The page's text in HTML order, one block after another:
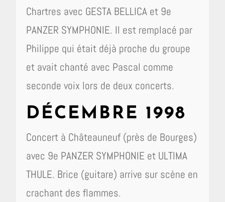
Chartres avec GESTA BELLICA et 9e
PANZER SYMPHONIE. Il est remplacé par
Philippe qui était déjà proche du groupe
et avait chanté avec Pascal comme
seconde voix lors de deux concerts.
DÉCEMBRE 1998
Concert à Châteauneuf (près de Bourges)
avec 9e PANZER SYMPHONIE et ULTIMA
THULE. Brice (guitare) arrive sur scène en
crachant des flammes.